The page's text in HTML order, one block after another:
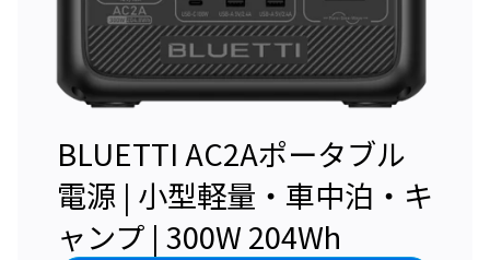
BLUETTI AC2Aポータブル
電源 | 小型軽量・車中泊・キ
ャンプ | 300W 204Wh